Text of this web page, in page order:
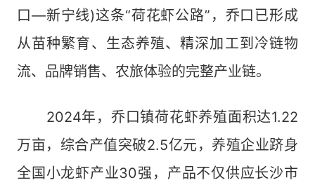
口—新宁线)这条“荷花虾公路”，乔口已形成
从苗种繁育、生态养殖、精深加工到冷链物
流、品牌销售、农旅体验的完整产业链。
2024年，乔口镇荷花虾养殖面积达1.22
万亩，综合产值突破2.5亿元，养殖企业跻身
全国小龙虾产业30强，产品不仅供应长沙市